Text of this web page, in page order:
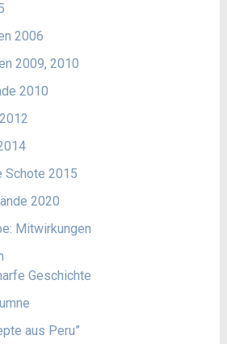
2006
2009, 2010
2010
Schote 2015
2020
Mitwirkungen
Geschichte
aus Peru”